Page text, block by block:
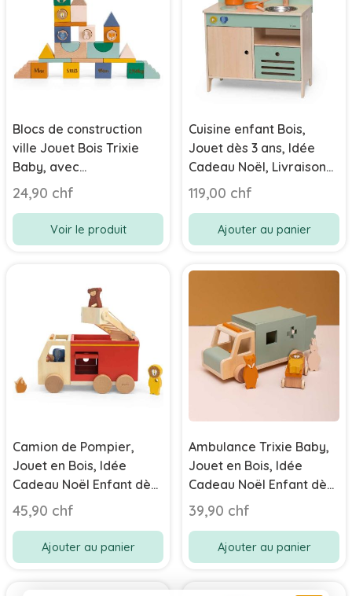
Blocs de construction
ville Jouet Bois Trixie
Baby, avec
personnalisaiton, 31
pièces
24,90 chf
Voir le produit
Cuisine enfant Bois,
Jouet dès 3 ans, Idée
Cadeau Noël, Livraison
Rapide
119,00 chf
Ajouter au panier
Camion de Pompier,
Jouet en Bois, Idée
Cadeau Noël Enfant dès
18 mois, Trixie Baby
45,90 chf
Ajouter au panier
Ambulance Trixie Baby,
Jouet en Bois, Idée
Cadeau Noël Enfant dès
18 mois
39,90 chf
Ajouter au panier